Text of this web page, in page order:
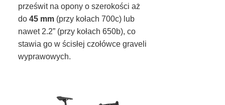
prześwit na opony o szerokości aż
do 45 mm (przy kołach 700c) lub
nawet 2.2” (przy kołach 650b), co
stawia go w ścisłej czołówce graveli
wyprawowych.